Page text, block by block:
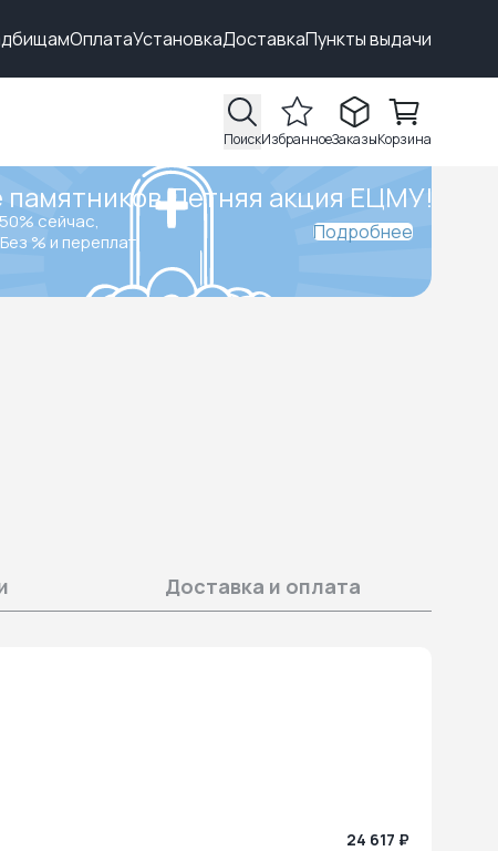
ОплатаУстановкаДоставкаПункты выдачи
ПоискИзбранноеЗаказыКорзина
Летняя акция ЕЦМУ!
50% сейчас,
% и переплат.
Подробнее
Доставка и оплата
24 617 ₽